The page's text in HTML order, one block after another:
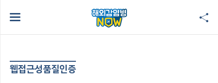
웹접근성품질인증